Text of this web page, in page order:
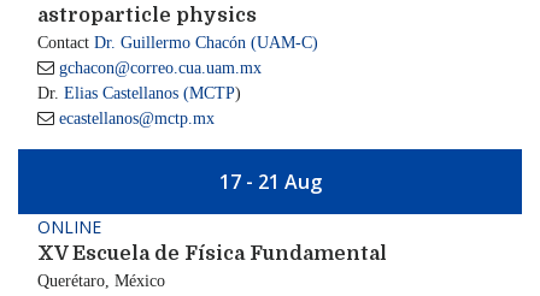
astroparticle physics
Contact Dr. Guillermo Chacón (UAM-C)
 gchacon@correo.cua.uam.mx
Dr. Elias Castellanos (MCTP)
 ecastellanos@mctp.mx
17 - 21 Aug
ONLINE
XV Escuela de Física Fundamental
Querétaro, México